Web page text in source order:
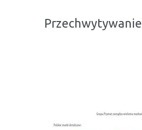
Przechwytywanie